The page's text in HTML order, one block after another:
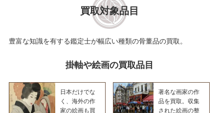
買取対象品目
豊富な知識を有する鑑定士が幅広い種類の骨董品の買取。
掛軸や絵画の買取品目
日本だけでな
く、海外の作
家の絵画も買
著名な画家の作
品を買取。収集
された絵画の整